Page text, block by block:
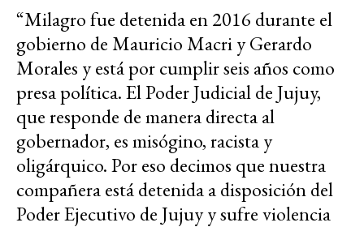
“Milagro fue detenida en 2016 durante el
gobierno de Mauricio Macri y Gerardo
Morales y está por cumplir seis años como
presa política. El Poder Judicial de Jujuy,
que responde de manera directa al
gobernador, es misógino, racista y
oligárquico. Por eso decimos que nuestra
compañera está detenida a disposición del
Poder Ejecutivo de Jujuy y sufre violencia